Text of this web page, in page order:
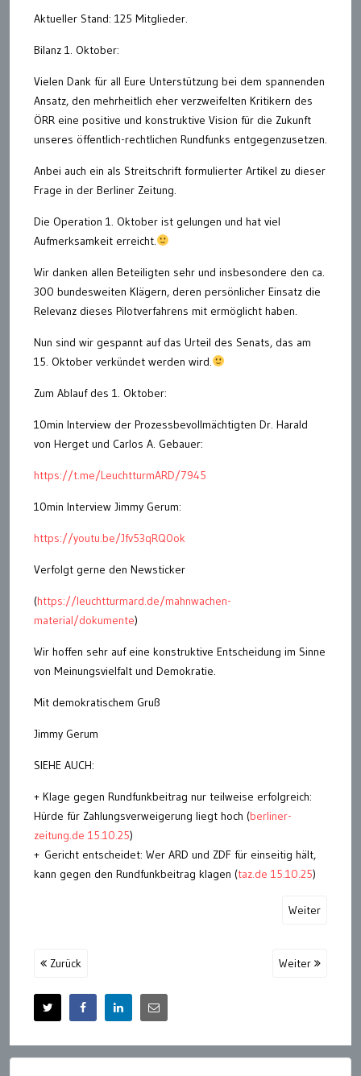
Aktueller Stand: 125 Mitglieder.
Bilanz 1. Oktober:
Vielen Dank für all Eure Unterstützung bei dem spannenden
Ansatz, den mehrheitlich eher verzweifelten Kritikern des
ÖRR eine positive und konstruktive Vision für die Zukunft
unseres öffentlich-rechtlichen Rundfunks entgegenzusetzen.
Anbei auch ein als Streitschrift formulierter Artikel zu dieser
Frage in der Berliner Zeitung.
Die Operation 1. Oktober ist gelungen und hat viel
Aufmerksamkeit erreicht.
Wir danken allen Beteiligten sehr und insbesondere den ca.
300 bundesweiten Klägern, deren persönlicher Einsatz die
Relevanz dieses Pilotverfahrens mit ermöglicht haben.
Nun sind wir gespannt auf das Urteil des Senats, das am
15. Oktober verkündet werden wird.
Zum Ablauf des 1. Oktober:
10min Interview der Prozessbevollmächtigten Dr. Harald
von Herget und Carlos A. Gebauer:
https://t.me/LeuchtturmARD/7945
10min Interview Jimmy Gerum:
https://youtu.be/Jfv53qRQ0ok
Verfolgt gerne den Newsticker
(https://leuchtturmard.de/mahnwachen-
material/dokumente)
Wir hoffen sehr auf eine konstruktive Entscheidung im Sinne
von Meinungsvielfalt und Demokratie.
Mit demokratischem Gruß
Jimmy Gerum
SIEHE AUCH:
+ Klage gegen Rundfunkbeitrag nur teilweise erfolgreich:
Hürde für Zahlungsverweigerung liegt hoch (berliner-
zeitung.de 15.10.25)
+ Gericht entscheidet: Wer ARD und ZDF für einseitig hält,
kann gegen den Rundfunkbeitrag klagen (taz.de 15.10.25)
Weiter
Zurück Weiter